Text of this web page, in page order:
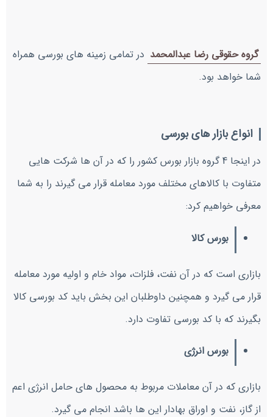
گروه حقوقی رضا عبدالمحمد در تمامی زمینه های بورسی همراه
شما خواهد بود.
انواع بازار های بورسی
در اینجا 4 گروه بازار بورس کشور را که در آن ها شرکت هایی
متفاوت با کالاهای مختلف مورد معامله قرار می گیرند را به شما
معرفی خواهیم کرد:
بورس کالا
بازاری است که در آن نفت، فلزات، مواد خام و اولیه مورد معامله
قرار می گیرد و همچنین داوطلبان این بخش باید کد بورسی کالا
بگیرند که با کد بورسی تفاوت دارد.
بورس انرژی
بازاری که در آن معاملات مربوط به محصول های حامل انرژی اعم
از گاز، نفت و اوراق بهادار این ها باشد انجام می گیرد.